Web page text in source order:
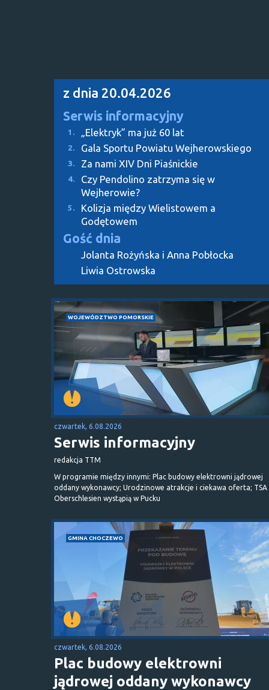
z dnia 20.04.2026
Serwis informacyjny
1. „Elektryk” ma już 60 lat
2. Gala Sportu Powiatu Wejherowskiego
3. Za nami XIV Dni Piaśnickie
4.
Czy Pendolino zatrzyma się w
Wejherowie?
5.
Kolizja między Wielistowem a
Godętowem
Gość dnia
Jolanta Rożyńska i Anna Pobłocka
Liwia Ostrowska
WOJEWÓDZTWO POMORSKIE
czwartek, 6.08.2026
Serwis informacyjny
redakcja TTM
W programie między innymi: Plac budowy elektrowni jądrowej
oddany wykonawcy; Urodzinowe atrakcje i ciekawa oferta; TSA
Oberschlesien wystąpią w Pucku
GMINA CHOCZEWO
czwartek, 6.08.2026
Plac budowy elektrowni
jądrowej oddany wykonawcy